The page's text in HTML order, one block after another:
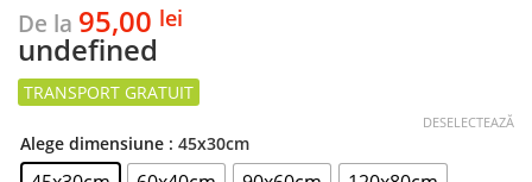
De la 95,00 lei
undefined
Alege dimensiune : 45x30cm
DESELECTEAZĂ